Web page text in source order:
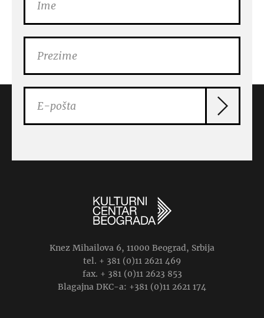
Knez Mihailova 6, 11000 Beograd, Srbija
tel. + 381 (0)11 2621 469
fax. + 381 (0)11 2623 853
Blagajna DKC-a: +381 (0)11 2621 174